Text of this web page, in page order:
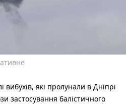
які пролунали в Дніпрі
застосування балістичного